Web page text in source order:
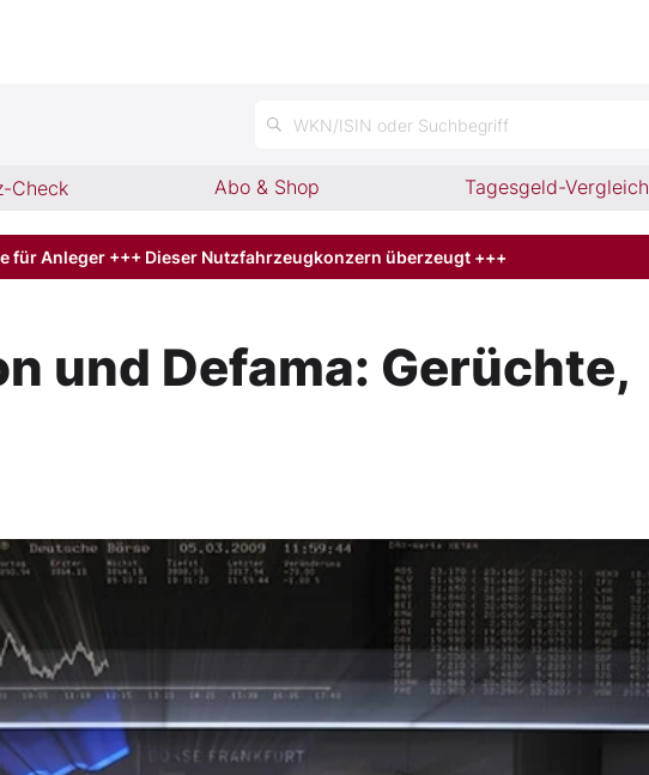
WKN/ISIN oder Suchbegriff
Check Abo & Shop Tagesgeld-Vergleich
für Anleger +++ Dieser Nutzfahrzeugkonzern überzeugt +++
und Defama: Gerüchte,